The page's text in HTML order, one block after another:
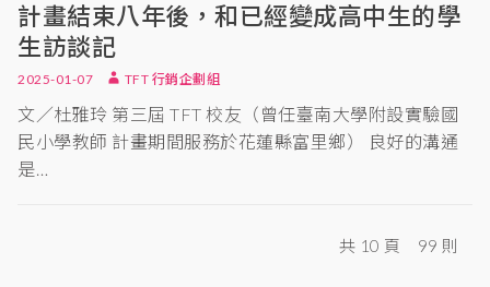
計畫結束八年後，和已經變成高中生的學
生訪談記
2025-01-07 TFT 行銷企劃組
文／杜雅玲 第三屆 TFT 校友（曾任臺南大學附設實驗國
民小學教師 計畫期間服務於花蓮縣富里鄉） 良好的溝通
是…
共 10 頁 99 則